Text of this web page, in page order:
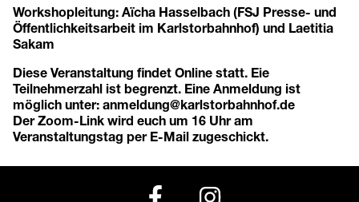
Workshopleitung: Aïcha Hasselbach (FSJ Presse- und
Öffentlichkeitsarbeit im Karlstorbahnhof) und Laetitia
Sakam
Diese Veranstaltung findet Online statt. Eie
Teilnehmerzahl ist begrenzt. Eine Anmeldung ist
möglich unter: anmeldung@karlstorbahnhof.de
Der Zoom-Link wird euch um 16 Uhr am
Veranstaltungstag per E-Mail zugeschickt.